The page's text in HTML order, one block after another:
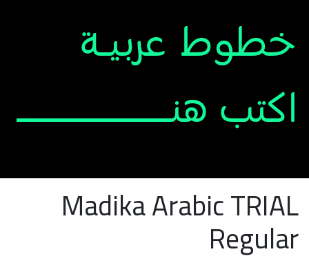
Madika Arabic TRIAL
Regular